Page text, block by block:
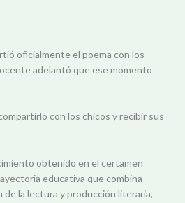
oficialmente el poema con los
adelantó que ese momento
con los chicos y recibir sus
obtenido en el certamen
educativa que combina
de la lectura y producción literaria,